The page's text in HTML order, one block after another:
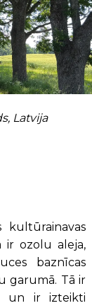
Latvija
kultūrainavas
ir ozolu aleja,
baznīcas
garumā. Tā ir
un ir izteikti